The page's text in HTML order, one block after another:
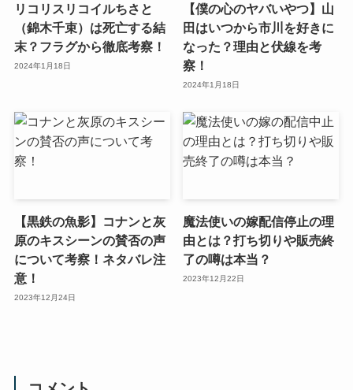
リコリスリコイルちさと
（錦木千束）は死亡する結
末？フラグから徹底考察！
2024年1月18日
【僕の心のヤバいやつ】山
田はいつから市川を好きに
なった？理由と伏線を考
察！
2024年1月18日
【黒鉄の魚影】コナンと灰
原のキスシーンの賛否の声
について考察！ネタバレ注
意！
2023年12月24日
魔法使いの嫁配信停止の理
由とは？打ち切りや販売終
了の噂は本当？
2023年12月22日